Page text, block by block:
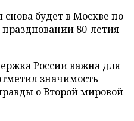
будет в Москве по
80-летия
России важна для
значимость
о Второй мировой